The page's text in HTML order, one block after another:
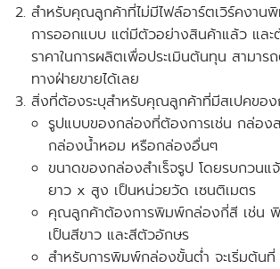
สำหรับคุณลูกค้าที่ไม่มีไฟล์อาร์ตเวิร์คงาน
การออกแบบ แต่มีตัวอย่างสินค้าแล้ว และ
ราคาในการผลิตเพื่อประเมินต้นทุน สามา
ทางฝ่ายขายได้เลย
สิ่งที่ต้องระบุสำหรับคุณลูกค้าที่มีสเปคขอ
รูปแบบของกล่องที่ต้องการเช่น กล่อ
กล่องน้ำหอม หรือกล่องอื่นๆ
ขนาดของกล่องสำเร็จรูป โดยรบกวนแ
ยาว x สูง เป็นหน่วยวัด เซนติเมตร
คุณลูกค้าต้องการพิมพ์กล่องกี่สี เช่น
เป็นสีขาว และสีตัวอักษร
สำหรับการพิมพ์กล่องขั้นต่ำ จะเริ่มต้นที่